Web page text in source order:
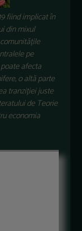
fiind implicat în
din mixul
pe
afecta
o altă parte
tranziției juste
de Teorie
economia